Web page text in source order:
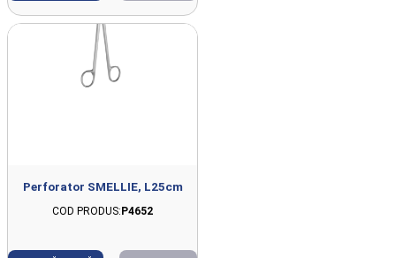
Perforator SMELLIE, L25cm
COD PRODUS: P4652